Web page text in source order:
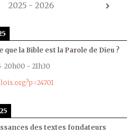
2025 - 2026
que la Bible est la Parole de Dieu ?
20h00 - 21h30
des textes fondateurs